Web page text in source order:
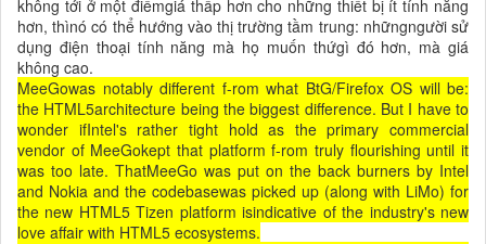
không tới ở một điểmgiá thấp hơn cho những thiết bị ít tính năng
hơn, thìnó có thể hướng vào thị trường tầm trung: nhữngngười sử
dụng điện thoại tính năng mà họ muốn thứgì đó hơn, mà giá
không cao.
MeeGowas notably different f-rom what BtG/Firefox OS will be:
the HTML5architecture being the biggest difference. But I have to
wonder ifIntel's rather tight hold as the primary commercial
vendor of MeeGokept that platform f-rom truly flourishing until it
was too late. ThatMeeGo was put on the back burners by Intel
and Nokia and the codebasewas picked up (along with LiMo) for
the new HTML5 Tizen platform isindicative of the industry's new
love affair with HTML5 ecosystems.